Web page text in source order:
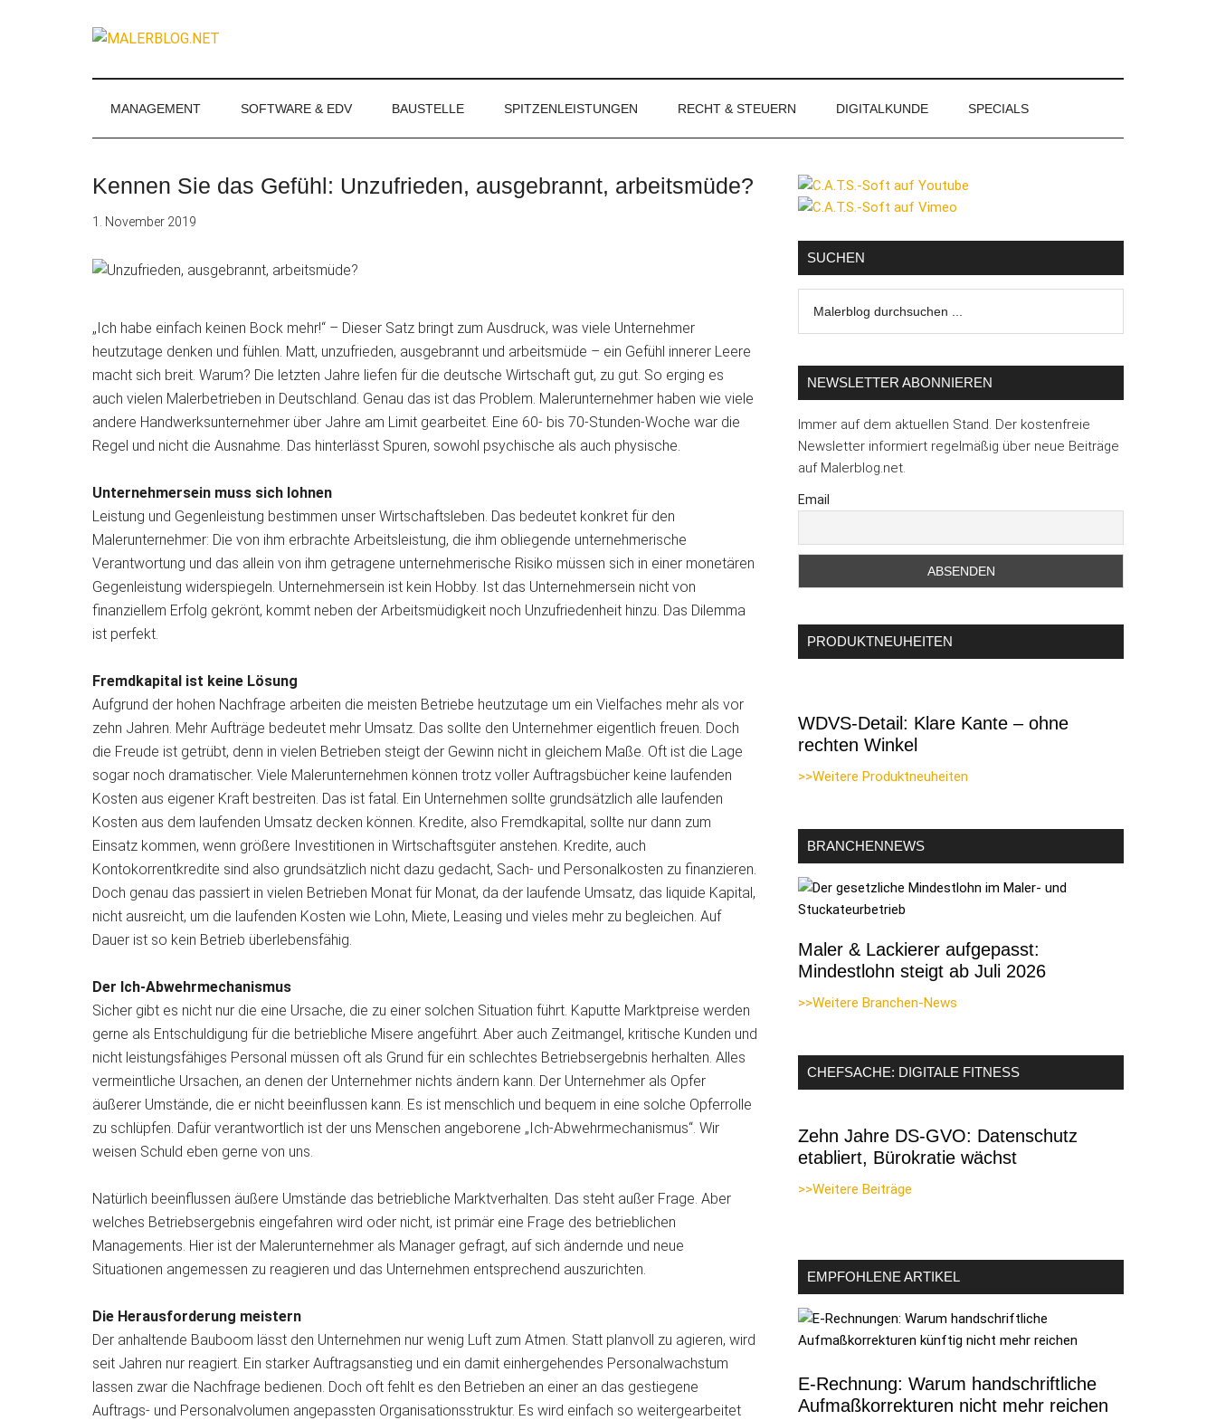
MALERBLOG.NET
Magazin
Stuckateure
MANAGEMENT SOFTWARE & EDV BAUSTELLE SPITZENLEISTUNGEN RECHT & STEUERN DIGITALKUNDE SPECIALS
Kennen Sie das Gefühl: Unzufrieden, ausgebrannt, arbeitsmüde?
1. November 2019
„Ich habe einfach keinen Bock mehr!“ – Dieser Satz bringt zum Ausdruck, was viele Unternehmer
heutzutage denken und fühlen. Matt, unzufrieden, ausgebrannt und arbeitsmüde – ein Gefühl innerer Leere
macht sich breit. Warum? Die letzten Jahre liefen für die deutsche Wirtschaft gut, zu gut. So erging es
auch vielen Malerbetrieben in Deutschland. Genau das ist das Problem. Malerunternehmer haben wie viele
andere Handwerksunternehmer über Jahre am Limit gearbeitet. Eine 60- bis 70-Stunden-Woche war die
Regel und nicht die Ausnahme. Das hinterlässt Spuren, sowohl psychische als auch physische.
Unternehmersein muss sich lohnen
Leistung und Gegenleistung bestimmen unser Wirtschaftsleben. Das bedeutet konkret für den
Malerunternehmer: Die von ihm erbrachte Arbeitsleistung, die ihm obliegende unternehmerische
Verantwortung und das allein von ihm getragene unternehmerische Risiko müssen sich in einer monetären
Gegenleistung widerspiegeln. Unternehmersein ist kein Hobby. Ist das Unternehmersein nicht von
finanziellem Erfolg gekrönt, kommt neben der Arbeitsmüdigkeit noch Unzufriedenheit hinzu. Das Dilemma
ist perfekt.
Fremdkapital ist keine Lösung
Aufgrund der hohen Nachfrage arbeiten die meisten Betriebe heutzutage um ein Vielfaches mehr als vor
zehn Jahren. Mehr Aufträge bedeutet mehr Umsatz. Das sollte den Unternehmer eigentlich freuen. Doch
die Freude ist getrübt, denn in vielen Betrieben steigt der Gewinn nicht in gleichem Maße. Oft ist die Lage
sogar noch dramatischer. Viele Malerunternehmen können trotz voller Auftragsbücher keine laufenden
Kosten aus eigener Kraft bestreiten. Das ist fatal. Ein Unternehmen sollte grundsätzlich alle laufenden
Kosten aus dem laufenden Umsatz decken können. Kredite, also Fremdkapital, sollte nur dann zum
Einsatz kommen, wenn größere Investitionen in Wirtschaftsgüter anstehen. Kredite, auch
Kontokorrentkredite sind also grundsätzlich nicht dazu gedacht, Sach- und Personalkosten zu finanzieren.
Doch genau das passiert in vielen Betrieben Monat für Monat, da der laufende Umsatz, das liquide Kapital,
nicht ausreicht, um die laufenden Kosten wie Lohn, Miete, Leasing und vieles mehr zu begleichen. Auf
Dauer ist so kein Betrieb überlebensfähig.
Der Ich-Abwehrmechanismus
Sicher gibt es nicht nur die eine Ursache, die zu einer solchen Situation führt. Kaputte Marktpreise werden
gerne als Entschuldigung für die betriebliche Misere angeführt. Aber auch Zeitmangel, kritische Kunden und
nicht leistungsfähiges Personal müssen oft als Grund für ein schlechtes Betriebsergebnis herhalten. Alles
vermeintliche Ursachen, an denen der Unternehmer nichts ändern kann. Der Unternehmer als Opfer
äußerer Umstände, die er nicht beeinflussen kann. Es ist menschlich und bequem in eine solche Opferrolle
zu schlüpfen. Dafür verantwortlich ist der uns Menschen angeborene „Ich-Abwehrmechanismus“. Wir
weisen Schuld eben gerne von uns.
Natürlich beeinflussen äußere Umstände das betriebliche Marktverhalten. Das steht außer Frage. Aber
welches Betriebsergebnis eingefahren wird oder nicht, ist primär eine Frage des betrieblichen
Managements. Hier ist der Malerunternehmer als Manager gefragt, auf sich ändernde und neue
Situationen angemessen zu reagieren und das Unternehmen entsprechend auszurichten.
Die Herausforderung meistern
Der anhaltende Bauboom lässt den Unternehmen nur wenig Luft zum Atmen. Statt planvoll zu agieren, wird
seit Jahren nur reagiert. Ein starker Auftragsanstieg und ein damit einhergehendes Personalwachstum
lassen zwar die Nachfrage bedienen. Doch oft fehlt es den Betrieben an einer an das gestiegene
Auftrags- und Personalvolumen angepassten Organisationsstruktur. Es wird einfach so weitergearbeitet
Seitenspalte
SUCHEN
durchsuchen
NEWSLETTER ABONNIEREN
Immer auf dem aktuellen Stand. Der kostenfreie
Newsletter informiert regelmäßig über neue Beiträge
auf Malerblog.net.
Email
PRODUKTNEUHEITEN
WDVS-Detail: Klare Kante – ohne
rechten Winkel
>>Weitere Produktneuheiten
BRANCHENNEWS
Maler & Lackierer aufgepasst:
Mindestlohn steigt ab Juli 2026
>>Weitere Branchen-News
CHEFSACHE: DIGITALE FITNESS
Zehn Jahre DS-GVO: Datenschutz
etabliert, Bürokratie wächst
>>Weitere Beiträge
EMPFOHLENE ARTIKEL
E-Rechnung: Warum handschriftliche
Aufmaßkorrekturen nicht mehr reichen